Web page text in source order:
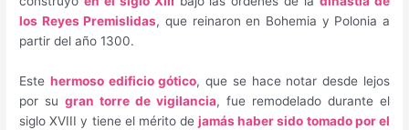
los Reyes Premislidas, que reinaron en Bohemia y Polonia a
partir del año 1300.
Este hermoso edificio gótico, que se hace notar desde lejos
por sugran torre de vigilancia, fue remodelado durante el
siglo XVIII y tiene el mérito dejamás haber sido tomado por el